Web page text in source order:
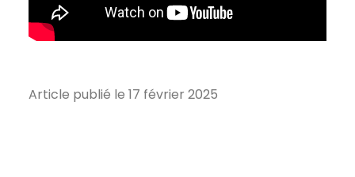
Article publié le 17 février 2025